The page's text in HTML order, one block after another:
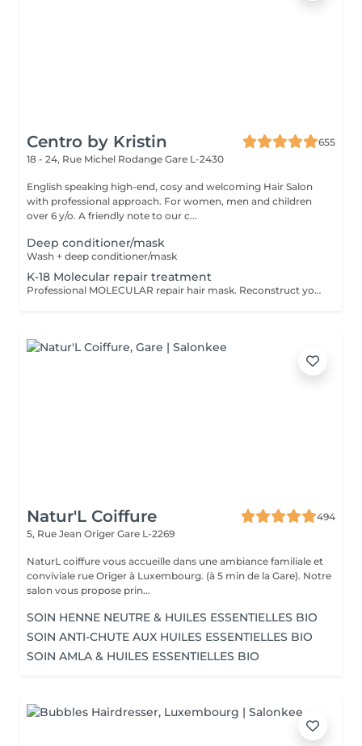
Centro by Kristin
655
18 - 24, Rue Michel Rodange Gare L-2430
English speaking high-end, cosy and welcoming Hair Salon
with professional approach. For women, men and children
over 6 y/o. A friendly note to our c...
Deep conditioner/mask
Wash + deep conditioner/mask
K-18 Molecular repair treatment
Professional MOLECULAR repair hair mask. Reconstruct your hair in just 4 minutes,
Natur'L Coiffure
494
5, Rue Jean Origer Gare L-2269
NaturL coiffure vous accueille dans une ambiance familiale et
conviviale rue Origer à Luxembourg. (à 5 min de la Gare). Notre
salon vous propose prin...
SOIN HENNE NEUTRE & HUILES ESSENTIELLES BIO
SOIN ANTI-CHUTE AUX HUILES ESSENTIELLES BIO
SOIN AMLA & HUILES ESSENTIELLES BIO